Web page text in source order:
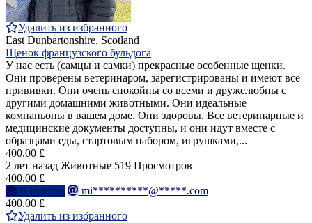
Удалить из избранного
East Dunbartonshire, Scotland
Щенок французского бульдога
У нас есть (самцы и самки) прекрасные особенные щенки.
Они проверены ветеринаром, зарегистрированы и имеют все
прививки. Они очень спокойны со всеми и дружелюбны с
другими домашними животными. Они идеальные
компаньоны в вашем доме. Они здоровы. Все ветеринарные и
медицинские документы доступны, и они идут вместе с
образцами еды, стартовым набором, игрушками,...
400.00 £
2 лет назад Животные 519 Просмотров
400.00 £
Написать
mi**********@*****.com
400.00 £
Удалить из избранного